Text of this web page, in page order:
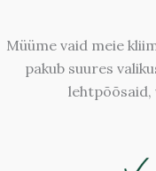
Müüme vaid meie
pakub suures
lehtpõõsaid,